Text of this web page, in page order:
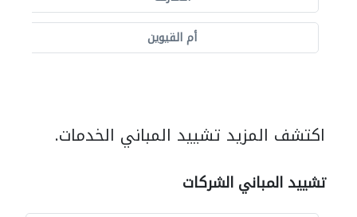
أم القيوين
اكتشف المزيد تشييد المباني الخدمات.
تشييد المباني الشركات